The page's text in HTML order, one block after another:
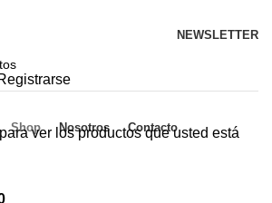
NEWSLETTER
Shop Nosotros Contacto
ver los productos que usted está